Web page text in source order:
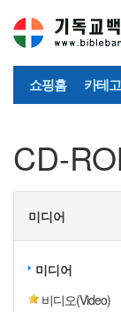
쇼핑홈 카테
CD-
미디어
미디어
비디오(Video)